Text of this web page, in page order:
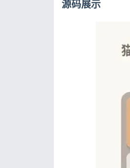
源码展示